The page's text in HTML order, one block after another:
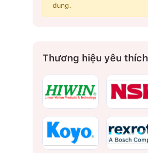
dung.
Thương hiệu yêu thích